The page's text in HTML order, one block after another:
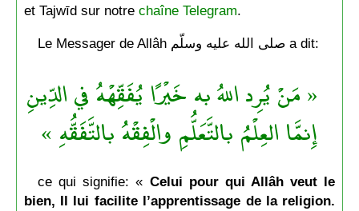
et Tajwīd sur notre chaîne Telegram.
Le Messager de Allâh صلى الله عليه وسلّم a dit:
« مَنْ يُرِد اللهُ به خَيْرًا يُفَقِّهْهُ في الدِّينِ
إِنمَّا العِلْمُ بالتَّعَلُّمِ والْفِقْهُ بالتَّفَقُّهِ »
ce qui signifie: « Celui pour qui Allâh veut le
bien, Il lui facilite l’apprentissage de la religion.